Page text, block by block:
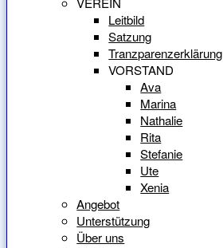
Leitbild
Satzung
Tranzparenzerklärung
VORSTAND
Ava
Marina
Nathalie
Rita
Stefanie
Ute
Xenia
Angebot
Unterstützung
Über uns